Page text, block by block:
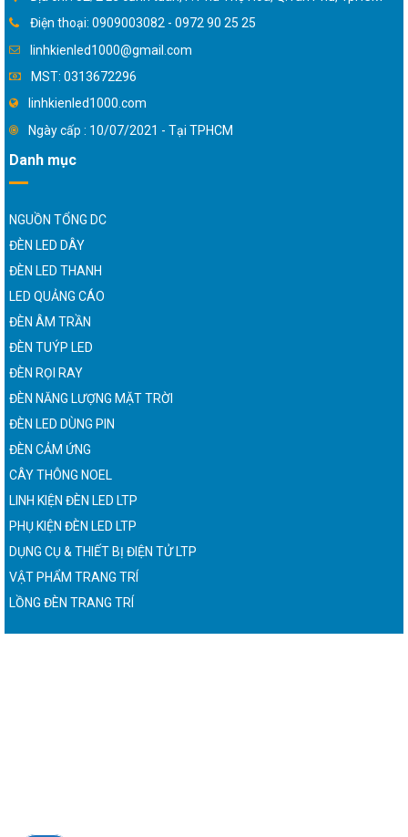
Điện thoại: 0909003082 - 0972 90 25 25
linhkienled1000@gmail.com
MST: 0313672296
linhkienled1000.com
Ngày cấp : 10/07/2021 - Tại TPHCM
Danh mục
NGUỒN TỔNG DC
ĐÈN LED DÂY
ĐÈN LED THANH
LED QUẢNG CÁO
ĐÈN ÂM TRẦN
ĐÈN TUÝP LED
ĐÈN RỌI RAY
ĐÈN NĂNG LƯỢNG MẶT TRỜI
ĐÈN LED DÙNG PIN
ĐÈN CẢM ỨNG
CÂY THÔNG NOEL
LINH KIỆN ĐÈN LED LTP
PHỤ KIỆN ĐÈN LED LTP
DỤNG CỤ & THIẾT BỊ ĐIỆN TỬ LTP
VẬT PHẨM TRANG TRÍ
LỒNG ĐÈN TRANG TRÍ